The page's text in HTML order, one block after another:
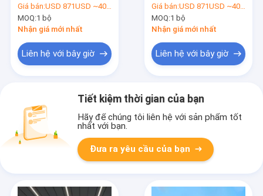
Địa chỉ Địa chỉ Địa
chỉ
Giá bán:USD 871USD ~4000USD or more based on the sizes
MOQ:1 bộ
Nhận giá mới nhất
Liên hệ với bây giờ
Gazebo ngoài trời
nhôm Louvered
Pergola cho biệt thự
Giá bán:USD 871USD ~4000USD or more based on the sizes
MOQ:1 bộ
Nhận giá mới nhất
Liên hệ với bây giờ
Tiết kiệm thời gian của bạn
Hãy để chúng tôi liên hệ với sản phẩm tốt
nhất với bạn.
Đưa ra yêu cầu của bạn